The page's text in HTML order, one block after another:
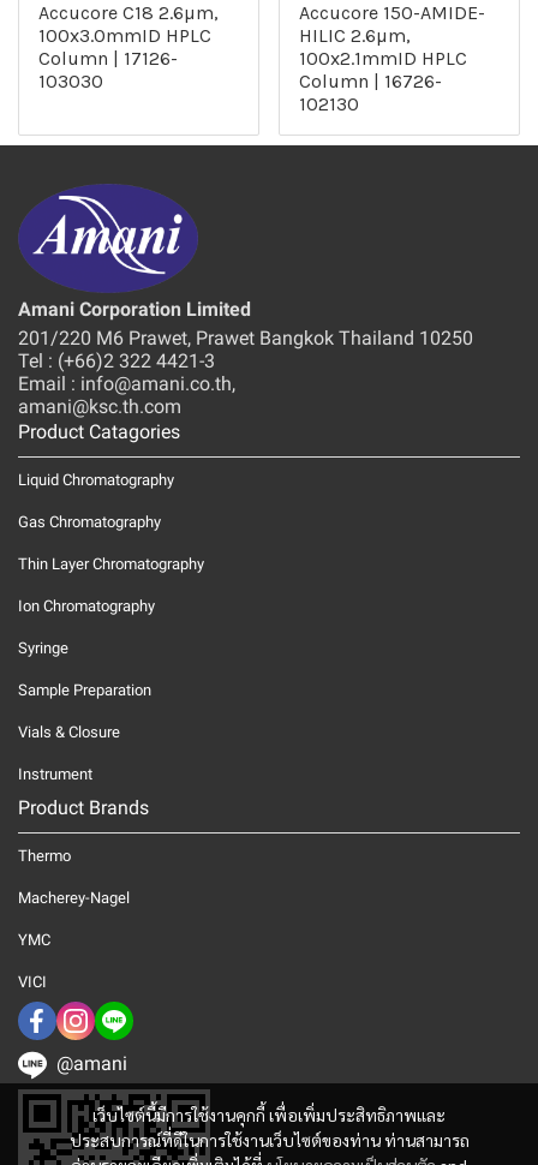
Accucore C18 2.6µm,
100x3.0mmID HPLC
Column | 17126-
103030
Accucore 150-AMIDE-
HILIC 2.6µm,
100x2.1mmID HPLC
Column | 16726-
102130
เว็บไซต์นี้มีการใช้งานคุกกี้ เพื่อเพิ่มประสิทธิภาพและ
ประสบการณ์ที่ดีในการใช้งานเว็บไซต์ของท่าน ท่านสามารถ
Amani Corporation Limited
201/220 M6 Prawet, Prawet Bangkok Thailand 10250
Tel : (+66)2 322 4421-3
Email : info@amani.co.th,
amani@ksc.th.com
Product Catagories
Liquid Chromatography
Gas Chromatography
Thin Layer Chromatography
Ion Chromatography
Syringe
Sample Preparation
Vials & Closure
Instrument
Product Brands
Thermo
Macherey-Nagel
YMC
VICI
@amani